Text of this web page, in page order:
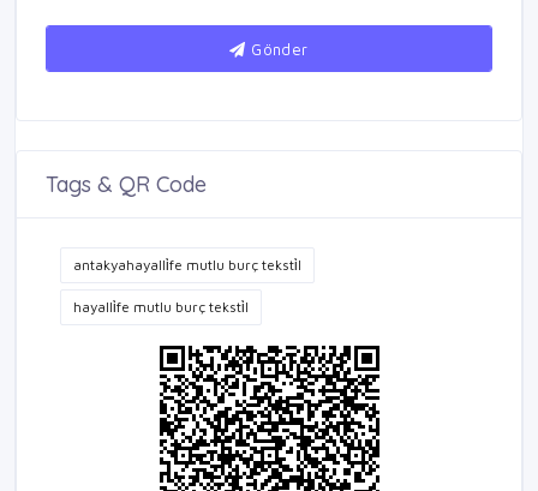
Gönder
Tags & QR Code
antakyahayalli̇fe mutlu burç teksti̇l
hayalli̇fe mutlu burç teksti̇l